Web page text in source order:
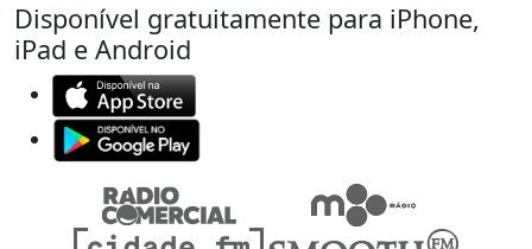
Disponível gratuitamente para iPhone,
iPad e Android